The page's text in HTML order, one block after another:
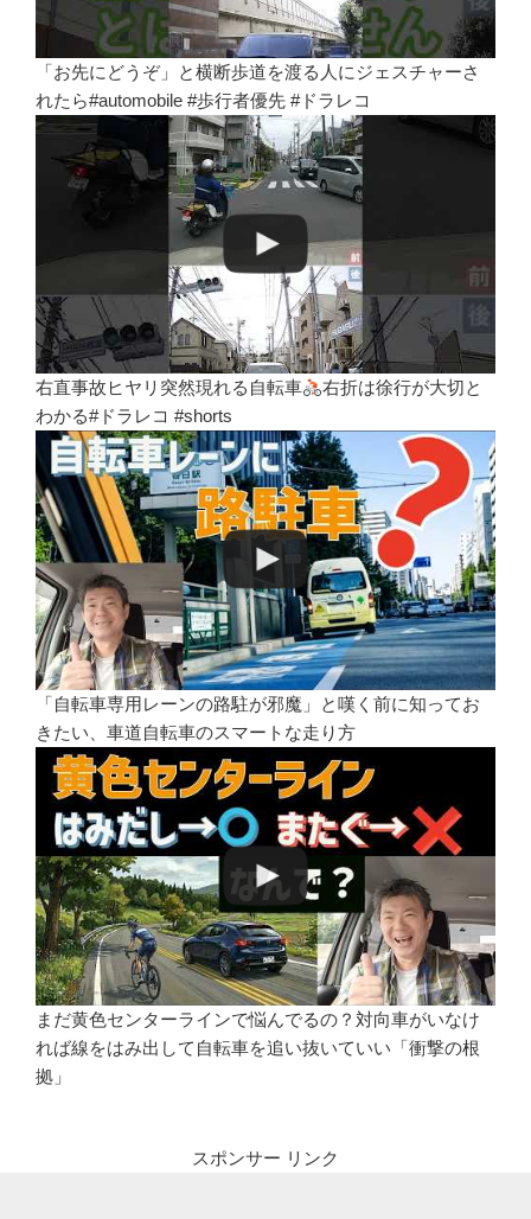
「お先にどうぞ」と横断歩道を渡る人にジェスチャーさ
れたら#automobile #歩行者優先 #ドラレコ
右直事故ヒヤリ突然現れる自転車
右折は徐行が大切と
わかる#ドラレコ #shorts
「自転車専用レーンの路駐が邪魔」と嘆く前に知ってお
きたい、車道自転車のスマートな走り方
まだ黄色センターラインで悩んでるの？対向車がいなけ
れば線をはみ出して自転車を追い抜いていい「衝撃の根
拠」
スポンサー リンク